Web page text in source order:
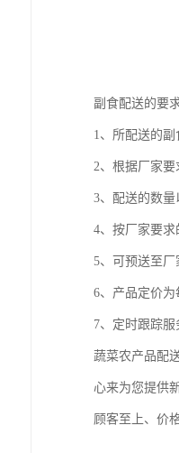
副食配送的要
1、所配送的副
2、根据厂家要
3、配送的数量
4、按厂家要求
5、可预送至厂
6、产品定价为
7、定时跟踪
蔬菜农产品配
心来为您提供
顾客至上、价